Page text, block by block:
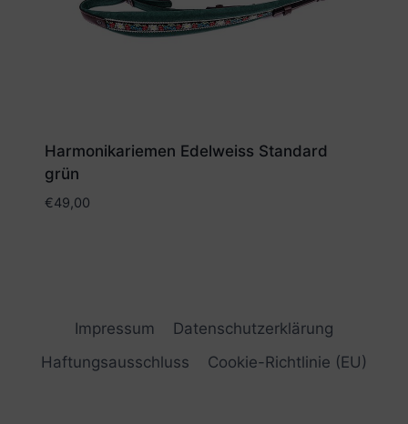
Harmonikariemen Edelweiss Standard
grün
€49,00
Impressum
Datenschutzerklärung
Haftungsausschluss
Cookie-Richtlinie (EU)